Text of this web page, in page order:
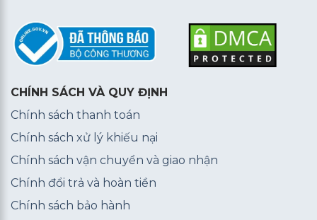
CHÍNH SÁCH VÀ QUY ĐỊNH
Chính sách thanh toán
Chính sách xử lý khiếu nại
Chính sách vận chuyển và giao nhận
Chính đổi trả và hoàn tiền
Chính sách bảo hành